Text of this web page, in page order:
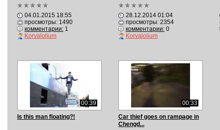
04.01.2015 18:55
просмотры: 1490
комментарии:1
Korvalolium
28.12.2014 01:04
просмотры: 2354
комментарии:0
Korvalolium
00:39
Is this man floating?!
00:33
Car thief goes on rampage in
Chengd...